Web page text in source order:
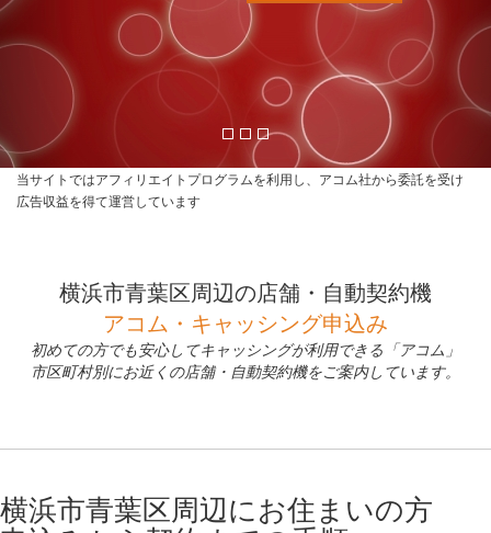
当サイトではアフィリエイトプログラムを利用し、アコム社から委託を受け
広告収益を得て運営しています
横浜市青葉区周辺の店舗・自動契約機
アコム・キャッシング申込み
初めての方でも安心してキャッシングが利用できる「アコム」
市区町村別にお近くの店舗・自動契約機をご案内しています。
横浜市青葉区周辺にお住まいの方